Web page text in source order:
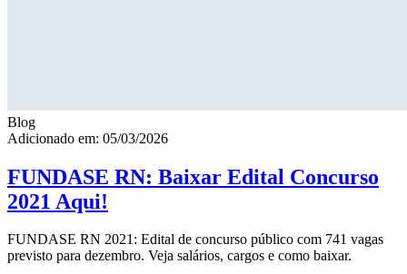
Blog
Adicionado em: 05/03/2026
FUNDASE RN: Baixar Edital Concurso
2021 Aqui!
FUNDASE RN 2021: Edital de concurso público com 741 vagas
previsto para dezembro. Veja salários, cargos e como baixar.